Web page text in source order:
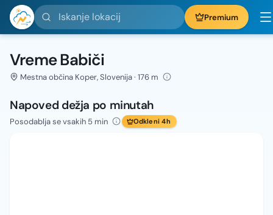
Iskanje lokacij Premium
Vreme Babiči
Mestna občina Koper, Slovenija · 176 m
Napoved dežja po minutah
Posodablja se vsakih 5 min Odkleni 4h